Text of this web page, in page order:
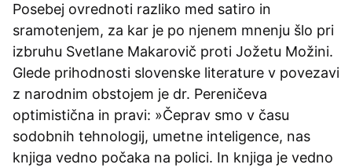
Posebej ovrednoti razliko med satiro in
sramotenjem, za kar je po njenem mnenju šlo pri
izbruhu Svetlane Makarovič proti Jožetu Možini.
Glede prihodnosti slovenske literature v povezavi
z narodnim obstojem je dr. Pereničeva
optimistična in pravi: »Čeprav smo v času
sodobnih tehnologij, umetne inteligence, nas
knjiga vedno počaka na polici. In knjiga je vedno